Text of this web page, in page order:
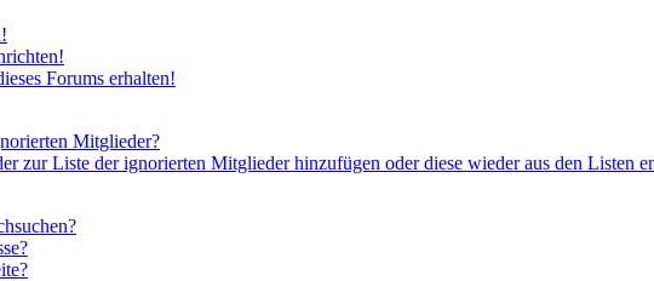
Forums erhalten!
Mitglieder?
zur Liste der ignorierten Mitglieder hinzufügen oder diese wieder aus den Listen